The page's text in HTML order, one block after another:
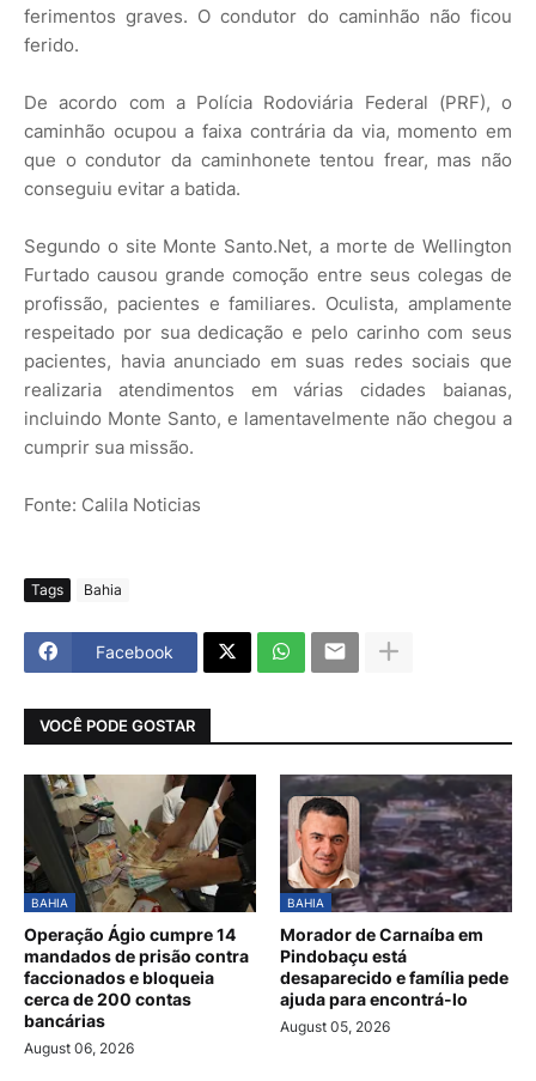
ferimentos graves. O condutor do caminhão não ficou
ferido.
De acordo com a Polícia Rodoviária Federal (PRF), o
caminhão ocupou a faixa contrária da via, momento em
que o condutor da caminhonete tentou frear, mas não
conseguiu evitar a batida.
Segundo o site Monte Santo.Net, a morte de Wellington
Furtado causou grande comoção entre seus colegas de
profissão, pacientes e familiares. Oculista, amplamente
respeitado por sua dedicação e pelo carinho com seus
pacientes, havia anunciado em suas redes sociais que
realizaria atendimentos em várias cidades baianas,
incluindo Monte Santo, e lamentavelmente não chegou a
cumprir sua missão.
Fonte: Calila Noticias
Tags Bahia
Facebook
VOCÊ PODE GOSTAR
BAHIA
Operação Ágio cumpre 14
mandados de prisão contra
faccionados e bloqueia
cerca de 200 contas
bancárias
August 06, 2026
BAHIA
Morador de Carnaíba em
Pindobaçu está
desaparecido e família pede
ajuda para encontrá-lo
August 05, 2026